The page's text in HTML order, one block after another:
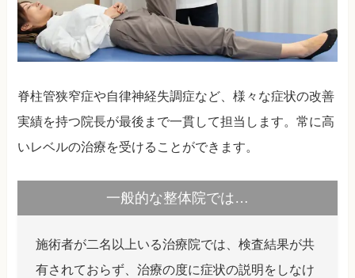
脊柱管狭窄症や自律神経失調症など、様々な症状の改善
実績を持つ院長が最後まで一貫して担当します。常に高
いレベルの治療を受けることができます。
一般的な整体院では…
施術者が二名以上いる治療院では、検査結果が共
有されておらず、治療の度に症状の説明をしなけ